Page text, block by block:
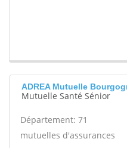
ADREA Mutuelle
Mutuelle Santé Sénior
Département: 71
mutuelles d'assurances